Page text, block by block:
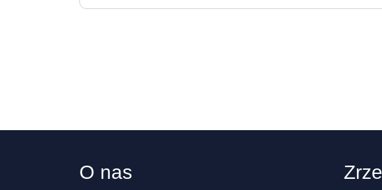
O nas